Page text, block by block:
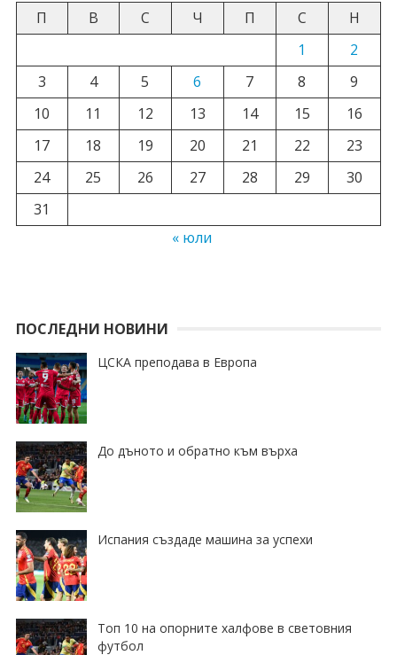
П
В С Ч П С
Н
1
2
3
4 5 6 7 8
9
10
11 12 13 14 15
16
17
18 19 20 21 22
23
24
25 26 27 28 29
30
31
« юли
ПОСЛЕДНИ НОВИНИ
ЦСКА преподава в Европа
До дъното и обратно към върха
Испания създаде машина за успехи
Топ 10 на опорните халфове в световния
футбол